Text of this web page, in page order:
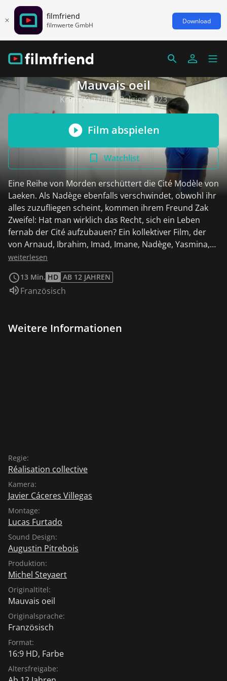
filmfriend
filmwerte GmbH Download
Mauvais oeil
Krimi/Kurzfilm, Belgien 2023
Film abspielen
Watchlist
Eine Reihe von Morden erschüttert die Cité Modèle von
Laeken. Als Nadège ebenfalls verschwindet, obwohl ihr
alles zuzufliegen scheint, kommen ihrem Freund Zak
Zweifel: Hat man wirklich das Recht, sich ein Leben
fernab der Cité aufzubauen? Ein kollektiver Film, der
von Arnaud, Ibrahim, Imad, Imane, Nadège, Yasmina,
Zakaria, Warda, Youssef und Yassin gemacht wurde.
weiterlesen
13 Min. HD AB 12 JAHREN
Sprache:
Französisch
Weitere Informationen
Regie:
Réalisation collective
Kamera:
Javier Cáceres Villegas
Montage:
Lucas Furtado
Sound Design:
Augustin Pitrebois
Produktion:
Michel Steyaert
Originaltitel:
Mauvais oeil
Originalsprache:
Französisch
Format:
16:9 HD, Farbe
Altersfreigabe: